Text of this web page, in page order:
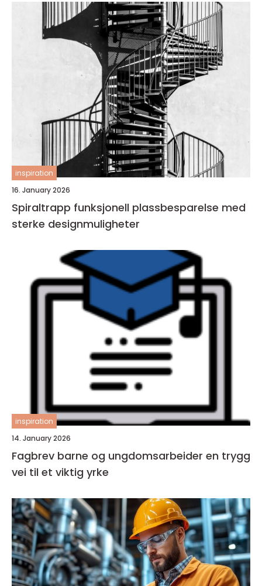
inspiration
16. January 2026
Spiraltrapp funksjonell plassbesparelse med
sterke designmuligheter
inspiration
14. January 2026
Fagbrev barne og ungdomsarbeider en trygg
vei til et viktig yrke